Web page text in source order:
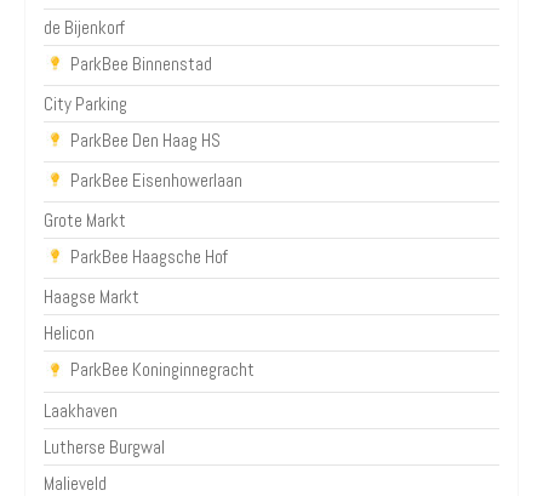
de Bijenkorf
ParkBee Binnenstad
City Parking
ParkBee Den Haag HS
ParkBee Eisenhowerlaan
Grote Markt
ParkBee Haagsche Hof
Haagse Markt
Helicon
ParkBee Koninginnegracht
Laakhaven
Lutherse Burgwal
Malieveld